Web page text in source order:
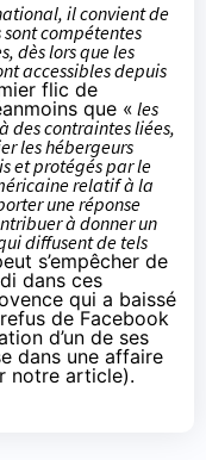
il convient de
compétentes
dès lors que les
accessibles depuis
flic de
que « les
des contraintes liées,
les hébergeurs
et protégés par le
relatif à la
une réponse
à donner un
diffusent de tels
s’empêcher de
dans ces
qui a baissé
de Facebook
d’un de ses
dans une affaire
notre article).